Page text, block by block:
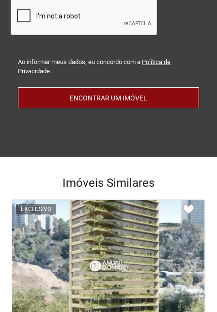
Ao informar meus dados, eu concordo com a Política de
Privacidade.
ENCONTRAR UM IMÓVEL
Imóveis Similares
EXCLUSIVO
<<<<
‹Previous ›Next